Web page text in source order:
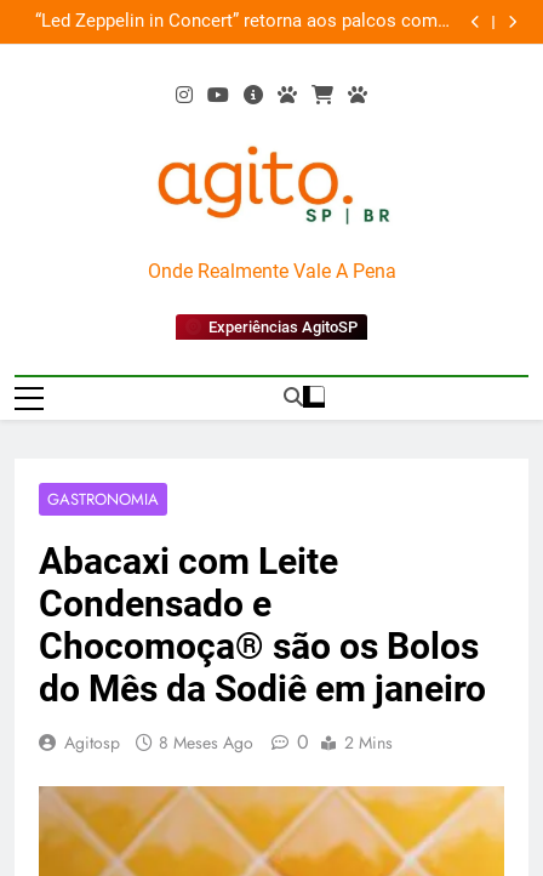
Skip
to
“Led Zeppelin in Concert” retorna aos palcos com a
Nova Orquestra
Cobasi
AgitoSP
Onde Realmente Vale A Pena
Experiências AgitoSP
GASTRONOMIA
Abacaxi com Leite
Condensado e
Chocomoça® são os Bolos
do Mês da Sodiê em janeiro
Agitosp 8 Meses Ago 0 2 Mins